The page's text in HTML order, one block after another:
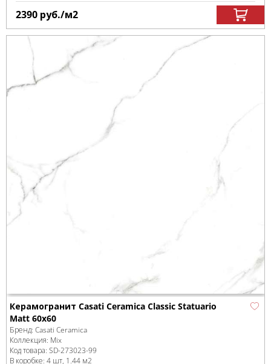
2390 руб./м2
Керамогранит Casati Ceramica Сlassic Statuario
Matt 60х60
Бренд: Casati Ceramica
Коллекция: Mix
Код товара: SD-273023-99
В коробке: 4 шт, 1.44 м2